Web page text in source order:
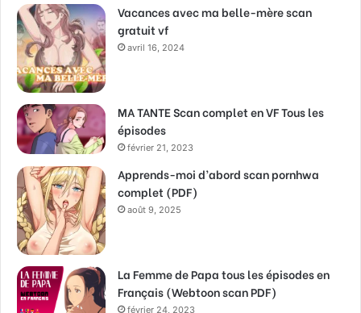
Vacances avec ma belle-mère scan
gratuit vf
avril 16, 2024
MA TANTE Scan complet en VF Tous les
épisodes
février 21, 2023
Apprends-moi d’abord scan pornhwa
complet (PDF)
août 9, 2025
La Femme de Papa tous les épisodes en
Français (Webtoon scan PDF)
février 24, 2023